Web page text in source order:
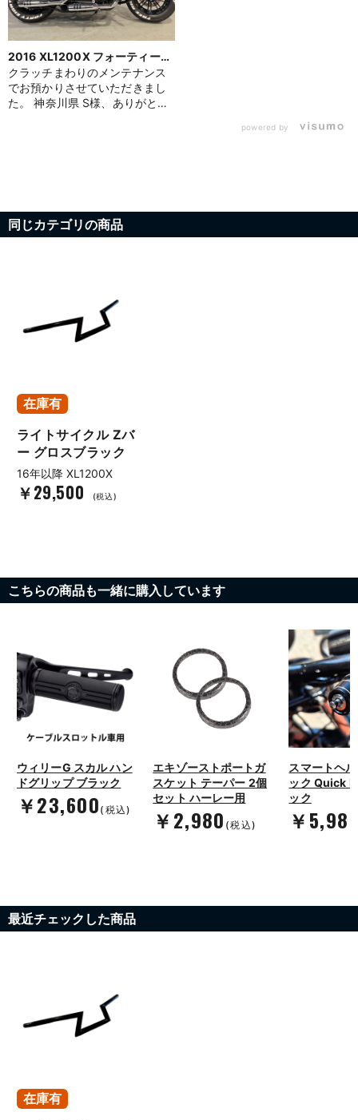
2016 XL1200X フォーティーエ
イト
クラッチまわりのメンテナンス
でお預かりさせていただきまし
た。 神奈川県 S様、ありがとう
し、繊細な駆動部分をしっかり
支えています。 クラッチの操作
感やつながりがスムーズにな
ッチメンテナンスは、ぜひパイ
ンバレーにお任せください。
No.129851
powered by
お買い物を続ける
同じカテゴリの商品
在庫有
ライトサイクル Zバ
ー グロスブラック
16年以降 XL1200X
￥29,500 (税込)
こちらの商品も一緒に購入しています
ウィリーG スカル ハン
ドグリップ ブラック
￥23,600 (税込)
エキゾーストポートガ
スケット テーパー 2個
セット ハーレー用
￥2,980 (税込)
スマートヘ
ック Quick
ック
￥
最近チェックした商品
在庫有